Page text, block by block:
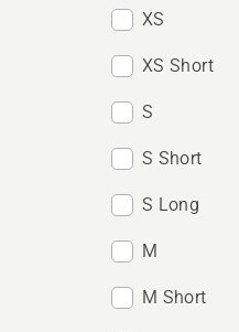
XS
XS Short
S
S Short
S Long
M
M Short